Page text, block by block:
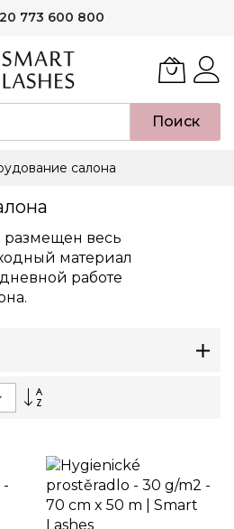
773 600 800
Поиск
салона
размещен весь
материал
работе
Set